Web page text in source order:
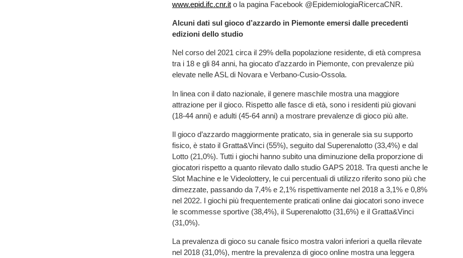
www.epid.ifc.cnr.it o la pagina Facebook @EpidemiologiaRicercaCNR.
Alcuni dati sul gioco d’azzardo in Piemonte emersi dalle precedenti
edizioni dello studio
Nel corso del 2021 circa il 29% della popolazione residente, di età compresa
tra i 18 e gli 84 anni, ha giocato d’azzardo in Piemonte, con prevalenze più
elevate nelle ASL di Novara e Verbano-Cusio-Ossola.
In linea con il dato nazionale, il genere maschile mostra una maggiore
attrazione per il gioco. Rispetto alle fasce di età, sono i residenti più giovani
(18-44 anni) e adulti (45-64 anni) a mostrare prevalenze di gioco più alte.
Il gioco d’azzardo maggiormente praticato, sia in generale sia su supporto
fisico, è stato il Gratta&Vinci (55%), seguito dal Superenalotto (33,4%) e dal
Lotto (21,0%). Tutti i giochi hanno subito una diminuzione della proporzione di
giocatori rispetto a quanto rilevato dallo studio GAPS 2018. Tra questi anche le
Slot Machine e le Videolottery, le cui percentuali di utilizzo riferito sono più che
dimezzate, passando da 7,4% e 2,1% rispettivamente nel 2018 a 3,1% e 0,8%
nel 2022. I giochi più frequentemente praticati online dai giocatori sono invece
le scommesse sportive (38,4%), il Superenalotto (31,6%) e il Gratta&Vinci
(31,0%).
La prevalenza di gioco su canale fisico mostra valori inferiori a quella rilevate
nel 2018 (31,0%), mentre la prevalenza di gioco online mostra una leggera